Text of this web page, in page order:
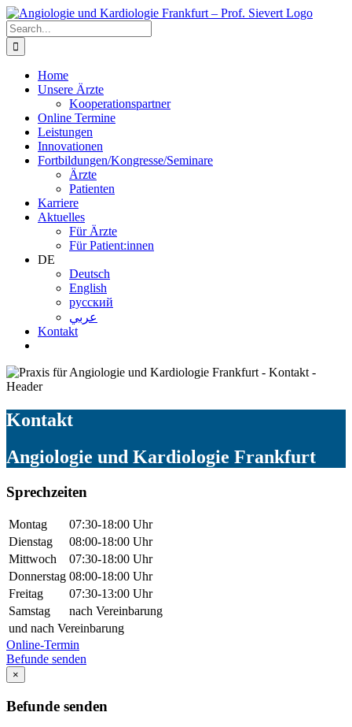
Zum
Inhalt
springen
Search
for:
Home
Unsere Ärzte
Kooperationspartner
Online Termine
Leistungen
Innovationen
Fortbildungen/Kongresse/Seminare
Ärzte
Patienten
Karriere
Aktuelles
Für Ärzte
Für Patient:innen
DE
Deutsch
English
русский
عربي
Kontakt
Kontakt
Angiologie und Kardiologie Frankfurt
Sprechzeiten
Montag
07:30-18:00 Uhr
Dienstag
08:00-18:00 Uhr
Mittwoch
07:30-18:00 Uhr
Donnerstag 08:00-18:00 Uhr
Freitag
07:30-13:00 Uhr
Samstag
nach Vereinbarung
und nach Vereinbarung
Online-Termin
Befunde senden
×
Befunde senden